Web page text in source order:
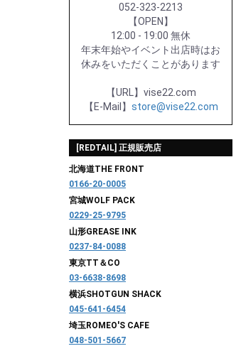
052-323-2213
【OPEN】
12:00 - 19:00 無休
年末年始やイベント出店時はお
休みをいただくことがあります
【URL】vise22.com
【E-Mail】 store@vise22.com
[REDTAIL] 正規販売店
北海道THE FRONT
0166-20-0005
宮城WOLF PACK
0229-25-9795
山形GREASE INK
0237-84-0088
東京TT＆CO
03-6638-8698
横浜SHOTGUN SHACK
045-641-6454
埼玉ROMEO'S CAFE
048-501-5667